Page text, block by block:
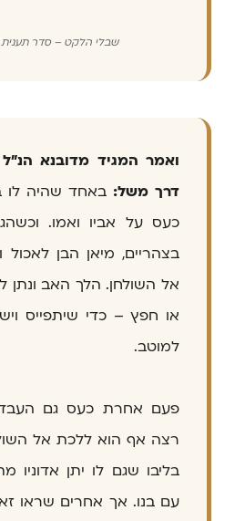
שבלי הלקט – סדר תענית
ואמר המגיד מדובנא
דרך משל: באחד שהיה לו
כעס על אביו ואמו.
בצהריים, מיאן הבן
אל השולחן. הלך האב ונתן
או חפץ – כדי שיתפייס
למוטב.
פעם אחרת כעס גם העבד
רצה אף הוא ללכת אל
בליבו שגם לו יתן
עם בנו. אך אחרים שראו